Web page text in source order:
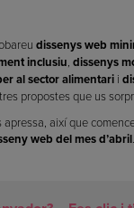
dissenys web
inclusiu dissenys
al sector alimentari i
propostes que us
apressa, així que
web del mes d’abril